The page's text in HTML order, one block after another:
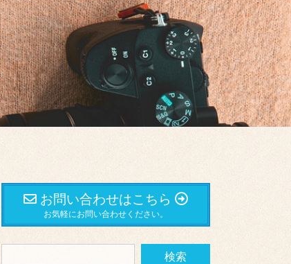
お問い合わせはこちら
お気軽にお問い合わせください。